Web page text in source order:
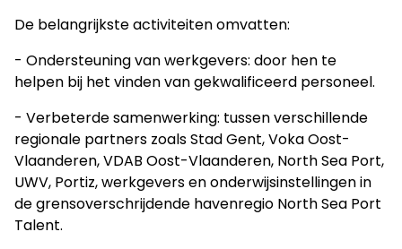
De belangrijkste activiteiten omvatten:
- Ondersteuning van werkgevers: door hen te
helpen bij het vinden van gekwalificeerd personeel.
- Verbeterde samenwerking: tussen verschillende
regionale partners zoals Stad Gent, Voka Oost-
Vlaanderen, VDAB Oost-Vlaanderen, North Sea Port,
UWV, Portiz, werkgevers en onderwijsinstellingen in
de grensoverschrijdende havenregio North Sea Port
Talent.